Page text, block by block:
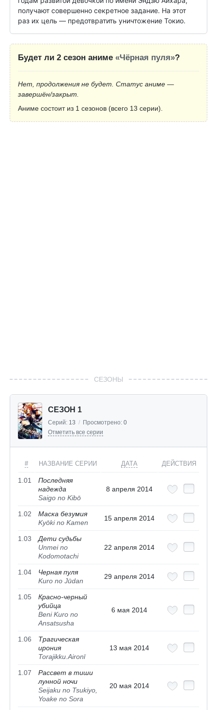
получают совершенно секретное задание. На этот
раз их цель — предотвратить уничтожение Токио.
Будет ли 2 сезон аниме «Чёрная пуля»?
Нет, продолжения не будет. Статус аниме —
завершён/закрыт.
Аниме состоит из 1 сезонов (всего 13 серии).
СЕЗОНЫ
СЕЗОН 1
Серий: 13 / Просмотрено: 0
Отметить все серии
# НАЗВАНИЕ СЕРИИ ДАТА ДЕЙСТВИЯ
1.01
Последняя
надежда
Saigo no Kibō
8 апреля 2014
1.02
Маска безумия
Kyōki no Kamen
15 апреля 2014
1.03
Дети судьбы
Unmei no
Kodomotachi
22 апреля 2014
1.04
Черная пуля
Kuro no Jūdan
29 апреля 2014
1.05
Красно-черный
убийца
Beni Kuro no
Ansatsusha
6 мая 2014
1.06
Трагическая
ирония
Torajikku.Aironī
13 мая 2014
1.07
Рассвет в тиши
лунной ночи
Seijaku no Tsukiyo,
Yoake no Sora
20 мая 2014